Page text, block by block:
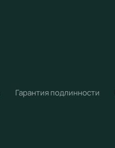
Гарантия подлинности